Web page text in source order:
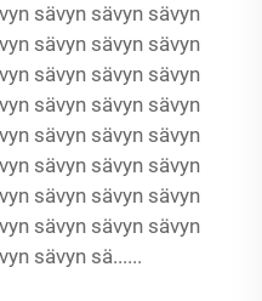
sävyn sävyn sävyn
sävyn sävyn sävyn
sävyn sävyn sävyn
sävyn sävyn sävyn
sävyn sävyn sävyn
sävyn sävyn sävyn
sävyn sävyn sävyn
sävyn sävyn sävyn
sävyn sä......